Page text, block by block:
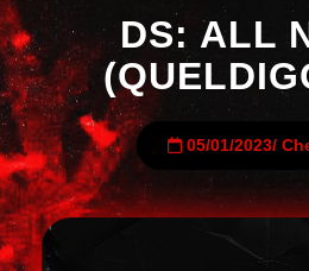
DS: ALL
05/01/2023/